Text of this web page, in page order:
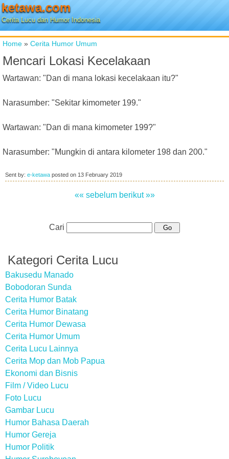
ketawa.com
Cerita Lucu dan Humor Indonesia
Home » Cerita Humor Umum
Mencari Lokasi Kecelakaan
Wartawan: "Dan di mana lokasi kecelakaan itu?"
Narasumber: "Sekitar kimometer 199."
Wartawan: "Dan di mana kimometer 199?"
Narasumber: "Mungkin di antara kilometer 198 dan 200."
Sent by: e-ketawa posted on 13 February 2019
«« sebelum berikut »»
Cari
Kategori Cerita Lucu
Bakusedu Manado
Bobodoran Sunda
Cerita Humor Batak
Cerita Humor Binatang
Cerita Humor Dewasa
Cerita Humor Umum
Cerita Lucu Lainnya
Cerita Mop dan Mob Papua
Ekonomi dan Bisnis
Film / Video Lucu
Foto Lucu
Gambar Lucu
Humor Bahasa Daerah
Humor Gereja
Humor Politik